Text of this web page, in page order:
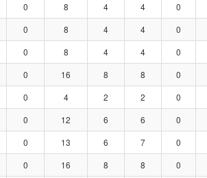
0 8 4 4 0
0 8 4 4 0
0 8 4 4 0
0 16 8 8 0
0 4 2 2 0
0 12 6 6 0
0 13 6 7 0
0 16 8 8 0